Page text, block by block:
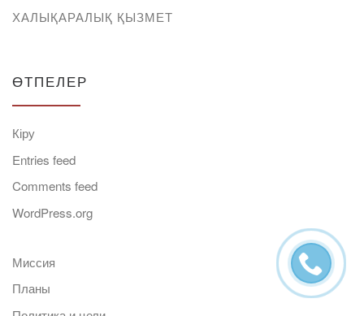
ХАЛЫҚАРАЛЫҚ ҚЫЗМЕТ
ӨТПЕЛЕР
Кіру
Entries feed
Comments feed
WordPress.org
Миссия
Планы